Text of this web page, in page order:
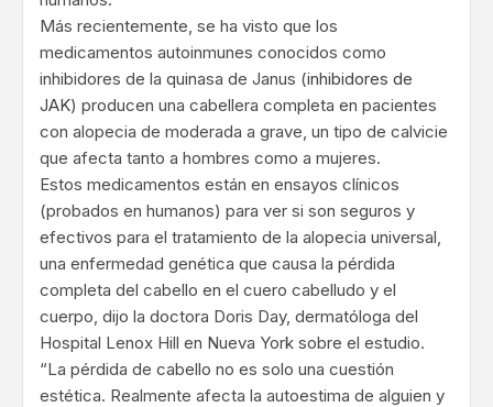
Más recientemente, se ha visto que los
medicamentos autoinmunes conocidos como
inhibidores de la quinasa de Janus (inhibidores de
JAK) producen una cabellera completa en pacientes
con alopecia de moderada a grave, un tipo de calvicie
que afecta tanto a hombres como a mujeres.
Estos medicamentos están en ensayos clínicos
(probados en humanos) para ver si son seguros y
efectivos para el tratamiento de la alopecia universal,
una enfermedad genética que causa la pérdida
completa del cabello en el cuero cabelludo y el
cuerpo, dijo la doctora Doris Day, dermatóloga del
Hospital Lenox Hill en Nueva York sobre el estudio.
“La pérdida de cabello no es solo una cuestión
estética. Realmente afecta la autoestima de alguien y